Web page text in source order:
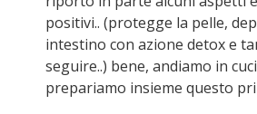
positivi.. (protegge la pelle,
intestino con azione detox e
seguire..) bene, andiamo in
prepariamo insieme questo